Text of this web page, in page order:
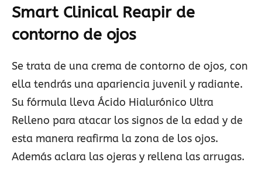
Smart Clinical Reapir de
contorno de ojos
Se trata de una crema de contorno de ojos, con
ella tendrás una apariencia juvenil y radiante.
Su fórmula lleva Ácido Hialurónico Ultra
Relleno para atacar los signos de la edad y de
esta manera reafirma la zona de los ojos.
Además aclara las ojeras y rellena las arrugas.